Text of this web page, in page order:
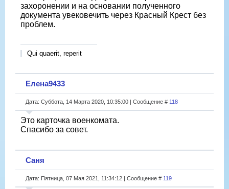
захоронении и на основании полученного
документа увековечить через Красный Крест без
проблем.
Qui quaerit, reperit
Елена9433
Дата: Суббота, 14 Марта 2020, 10:35:00 | Сообщение # 118
Это карточка военкомата.
Спасибо за совет.
Саня
Дата: Пятница, 07 Мая 2021, 11:34:12 | Сообщение # 119